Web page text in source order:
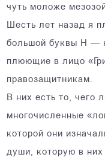
чуть моложе
Шесть лет назад я
большой буквы H —
плюющие в лицо
правозащитникам.
В них есть то, чего
многочисленные
которой они
души, которую в